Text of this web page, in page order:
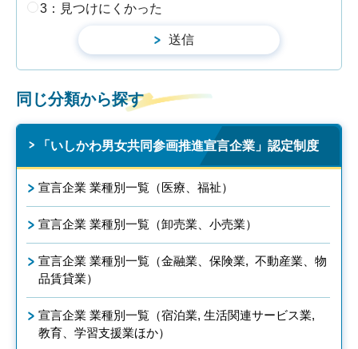
3：見つけにくかった
同じ分類から探す
「いしかわ男女共同参画推進宣言企業」認定制度
宣言企業 業種別一覧（医療、福祉）
宣言企業 業種別一覧（卸売業、小売業）
宣言企業 業種別一覧（金融業、保険業, 不動産業、物
品賃貸業）
宣言企業 業種別一覧（宿泊業, 生活関連サービス業,
教育、学習支援業ほか）